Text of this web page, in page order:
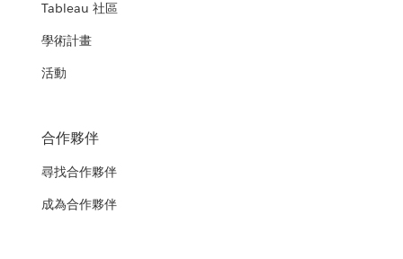
Tableau 社區
學術計畫
活動
合作夥伴
尋找合作夥伴
成為合作夥伴